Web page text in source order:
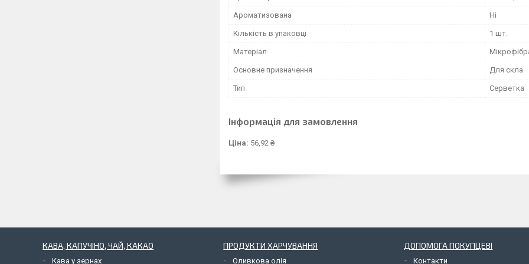
Ароматизована Ні
Кількість в упаковці 1 шт.
Матеріал
Основне призначення Для скла
Тип Серветка
Інформація для замовлення
Ціна: 56,92 ₴
КАВА, КАПУЧІНО, ЧАЙ, КАКАО
Кава у зернах
ПРОДУКТИ ХАРЧУВАННЯ
Оливкова олія
ДОПОМОГА ПОКУПЦЕВІ
Контакти